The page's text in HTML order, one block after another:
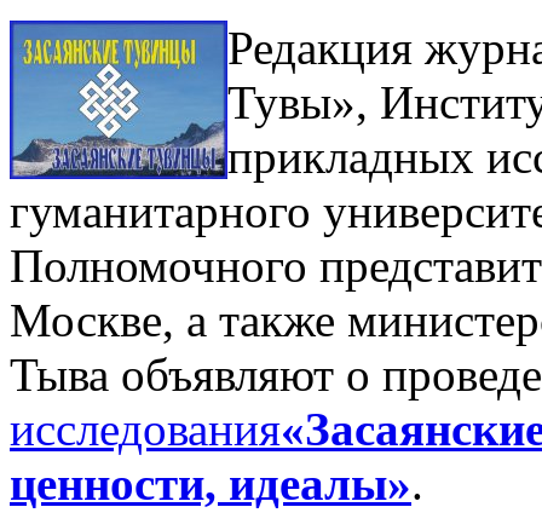
Редакция
Тувы»,
прикладных
гуманитарного
Полномочного
Москве, а также
Тыва объявляют о
исследования
ценности, идеалы».